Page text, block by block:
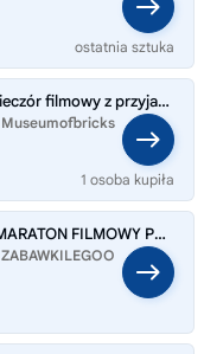
ostatnia sztuka
LEGO Friends 42642 Wieczór filmowy z przyjaciółmi
Museumofbricks
1 osoba kupiła
LEGO FRIENDS 42642 MARATON FILMOWY PRZYJACIÓŁEK 6+ 154 ELEMENTY PREZENT
ZABAWKILEGOO